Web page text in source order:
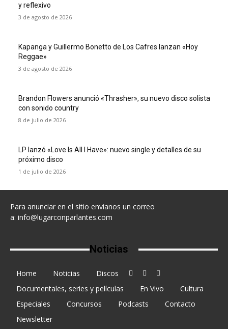
y reflexivo
3 de agosto de 2026
Kapanga y Guillermo Bonetto de Los Cafres lanzan «Hoy
Reggae»
3 de agosto de 2026
Brandon Flowers anunció «Thrasher», su nuevo disco solista
con sonido country
8 de julio de 2026
LP lanzó «Love Is All I Have»: nuevo single y detalles de su
próximo disco
1 de julio de 2026
Para anunciar en el sitio envianos un correo
a: info@lugarconparlantes.com
Noticias
Home Noticias
Discos
Documentales, series y películas
En Vivo
Cultura
Especiales
Concursos Podcasts
Contacto
Newsletter